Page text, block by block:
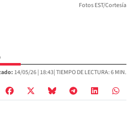
Fotos EST/Cortesía
14/05/26 | 18:43| TIEMPO DE LECTURA: 6 MIN.